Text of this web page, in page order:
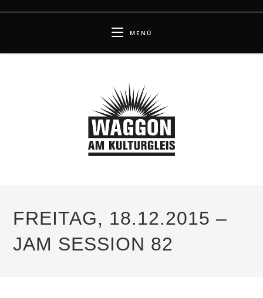
MENÜ
FREITAG, 18.12.2015 –
JAM SESSION 82